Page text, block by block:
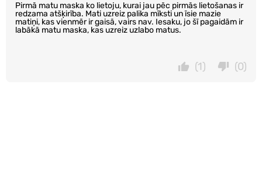
Pirmā matu maska ko lietoju, kurai jau pēc pirmās lietošanas ir
redzama atšķirība. Mati uzreiz palika mīksti un īsie mazie
matiņi, kas vienmēr ir gaisā, vairs nav. Iesaku, jo šī pagaidām ir
labākā matu maska, kas uzreiz uzlabo matus.
(0)
(1)